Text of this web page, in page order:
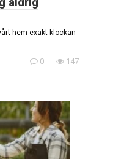
hem exakt klockan
0 147